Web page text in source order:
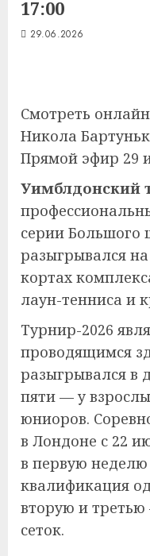
17:00
29.06.2026
Смотреть
Никола
Прямой эфир 29
Уимблдонский
серии
разыгрывался
кортах
лаун-тенниса и
Турнир-2026
проводящимся
разыгрывался в
пяти — у
юниоров.
в Лондоне с 22
в первую
квалификация
вторую и
сеток.